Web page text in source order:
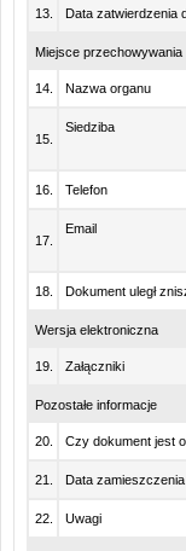
13. Data zatwierdzenia
Miejsce przechowywania
14. Nazwa organu
15.
Siedziba
16. Telefon
17.
Email
18. Dokument uległ
Wersja elektroniczna
19. Załączniki
Pozostałe informacje
20. Czy dokument jest
21. Data
22. Uwagi